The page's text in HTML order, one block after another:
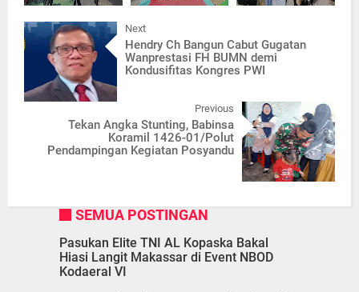
Next
Hendry Ch Bangun Cabut Gugatan
Wanprestasi FH BUMN demi
Kondusifitas Kongres PWI
Previous
Tekan Angka Stunting, Babinsa
Koramil 1426-01/Polut
Pendampingan Kegiatan Posyandu
SEMUA POSTINGAN
Pasukan Elite TNI AL Kopaska Bakal
Hiasi Langit Makassar di Event NBOD
Kodaeral VI